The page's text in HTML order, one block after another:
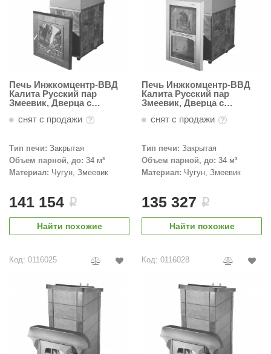
SAUNA
Термо
печи
Печь Инжкомцентр-ВВД
Калита Русский пар
Змеевик, Дверца с
снят с продажи
Тип печи: Закрытая
Объем парной, до: 34 м³
Материал: Чугун, Змеевик
141 154 i
Найти похожие
Печь Инжкомцентр-ВВД
Калита Русский пар
Змеевик, Дверца с
механизмом открывания
снят с продажи
Тип печи: Закрытая
Объем парной, до: 34 м³
Материал: Чугун, Змеевик
135 327 i
Найти похожие
Код: 0116025 Код: 0116028